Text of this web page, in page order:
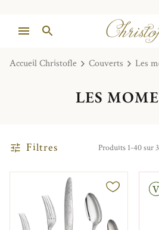
Accueil Christofle Couverts Les
LES
Filtres Produits 1-40 sur
Vintage